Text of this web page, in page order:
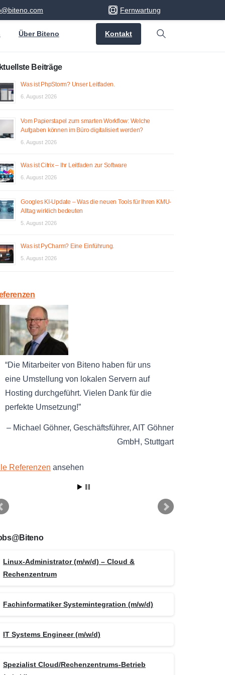
Fernwartung
Über Biteno Kontakt
Search
Beiträge
Was ist PhpStorm? Unser Leitfaden.
6. August 2026
Vom Papierstapel zum smarten Workflow: Welche
Aufgaben können im Büro digitalisiert werden?
6. August 2026
Was ist Citrix – Ihr Leitfaden zur Software
6. August 2026
Googles KI-Update – Was die neuen Tools für Ihren KMU-
Alltag wirklich bedeuten
5. August 2026
Was ist PyCharm? Eine Einführung.
5. August 2026
Die Mitarbeiter von Biteno haben für uns
eine Umstellung von lokalen Servern auf
Hosting durchgeführt. Vielen Dank für die
perfekte Umsetzung!
Michael Göhner Geschäftsführer AIT Göhner
GmbH
Stuttgart
Referenzen ansehen
Linux-Administrator (m/w/d) – Cloud &
Rechenzentrum
Fachinformatiker Systemintegration (m/w/d)
IT Systems Engineer (m/w/d)
Spezialist Cloud/Rechenzentrums-Betrieb